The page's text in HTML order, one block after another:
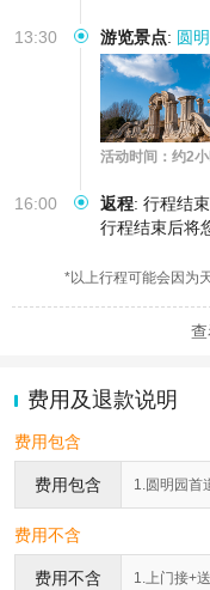
13:30 游览景点: 圆
活动时间：约2
16:00 返程: 行程结
行程结束后将
*以上行程可能会因为
费用及退款说明
费用包含
费用包含 1.圆明园首
费用不含
费用不含 1.上门接+